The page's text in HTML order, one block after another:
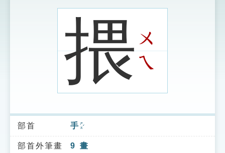
索引選單
知識索引
示
揋ㄨ
ㄟ
部首 手 ㄕㄡˇ
部首外筆畫 9 畫